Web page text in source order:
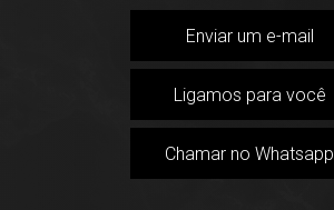
Enviar um e-mail
Ligamos para você
Chamar no Whatsapp